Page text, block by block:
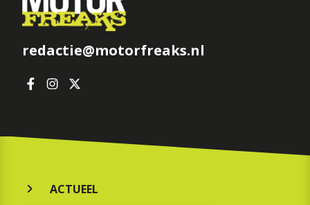
redactie@motorfreaks.nl
ACTUEEL